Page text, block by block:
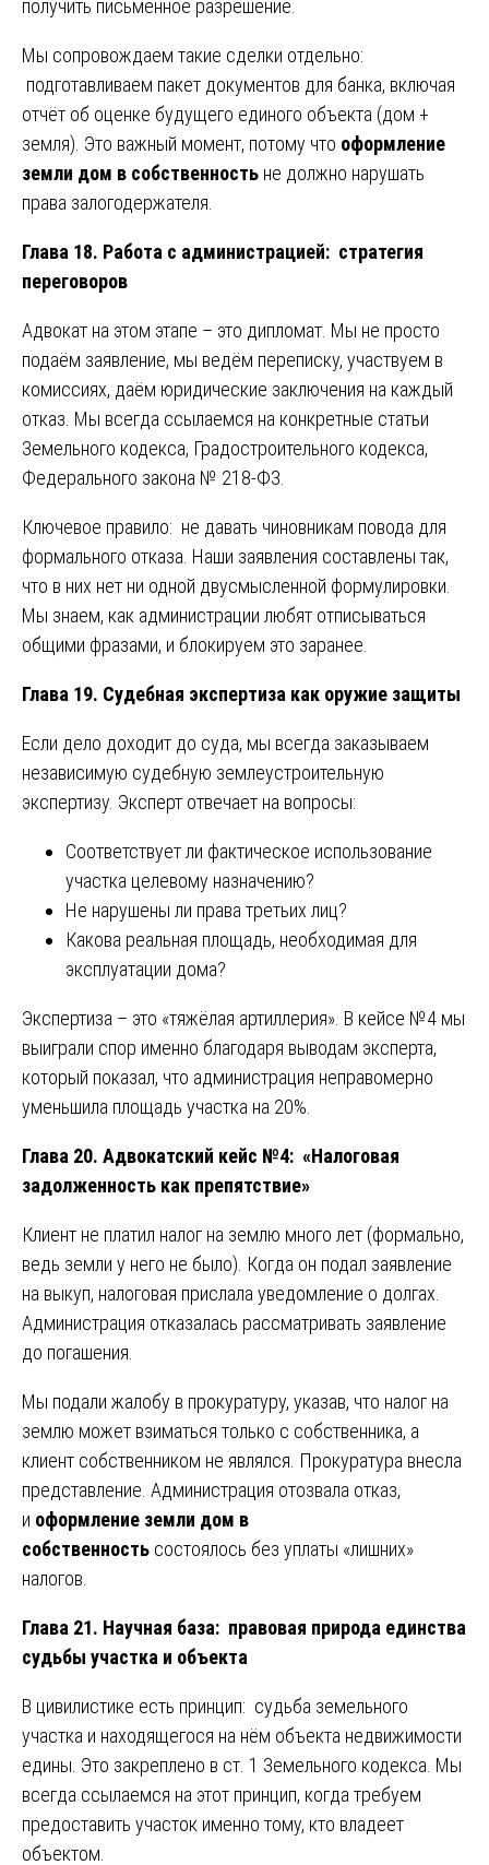
получить письменное разрешение.
Мы сопровождаем такие сделки отдельно:
подготавливаем пакет документов для банка, включая
отчёт об оценке будущего единого объекта (дом +
земля). Это важный момент, потому что оформление
земли дом в собственность не должно нарушать
права залогодержателя.
Глава 18. Работа с администрацией: стратегия
переговоров
Адвокат на этом этапе – это дипломат. Мы не просто
подаём заявление, мы ведём переписку, участвуем в
комиссиях, даём юридические заключения на каждый
отказ. Мы всегда ссылаемся на конкретные статьи
Земельного кодекса, Градостроительного кодекса,
Федерального закона № 218-ФЗ.
Ключевое правило: не давать чиновникам повода для
формального отказа. Наши заявления составлены так,
что в них нет ни одной двусмысленной формулировки.
Мы знаем, как администрации любят отписываться
общими фразами, и блокируем это заранее.
Глава 19. Судебная экспертиза как оружие защиты
Если дело доходит до суда, мы всегда заказываем
независимую судебную землеустроительную
экспертизу. Эксперт отвечает на вопросы:
Соответствует ли фактическое использование
участка целевому назначению?
Не нарушены ли права третьих лиц?
Какова реальная площадь, необходимая для
эксплуатации дома?
Экспертиза – это «тяжёлая артиллерия». В кейсе №4 мы
выиграли спор именно благодаря выводам эксперта,
который показал, что администрация неправомерно
уменьшила площадь участка на 20%.
Глава 20. Адвокатский кейс №4: «Налоговая
задолженность как препятствие»
Клиент не платил налог на землю много лет (формально,
ведь земли у него не было). Когда он подал заявление
на выкуп, налоговая прислала уведомление о долгах.
Администрация отказалась рассматривать заявление
до погашения.
Мы подали жалобу в прокуратуру, указав, что налог на
землю может взиматься только с собственника, а
клиент собственником не являлся. Прокуратура внесла
представление. Администрация отозвала отказ,
и оформление земли дом в
собственность состоялось без уплаты «лишних»
налогов.
Глава 21. Научная база: правовая природа единства
судьбы участка и объекта
В цивилистике есть принцип: судьба земельного
участка и находящегося на нём объекта недвижимости
едины. Это закреплено в ст. 1 Земельного кодекса. Мы
всегда ссылаемся на этот принцип, когда требуем
предоставить участок именно тому, кто владеет
объектом.